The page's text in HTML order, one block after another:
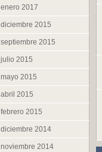
enero 2017
diciembre 2015
septiembre 2015
julio 2015
mayo 2015
abril 2015
febrero 2015
diciembre 2014
noviembre 2014